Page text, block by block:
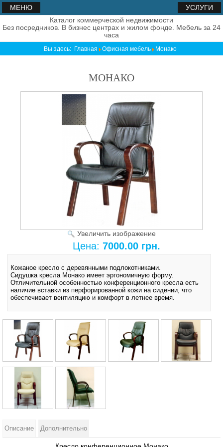
МЕНЮ
УСЛУГИ
Каталог коммерческой недвижимости
Без посредников. В бизнес центрах и жилом фонде. Мебель за 24
часа
Вы здесь: Главная Офисная мебель Монако
МОНАКО
Увеличить изображение
Цена: 7000.00 грн.
Кожаное кресло с деревянными подлокотниками.
Сидушка кресла Монако имеет эргономичную форму.
Отличительной особенностью конференционного кресла есть
наличие вставки из перфорированной кожи на сидении, что
обеспечивает вентиляцию и комфорт в летнее время.
Описание Дополнительно